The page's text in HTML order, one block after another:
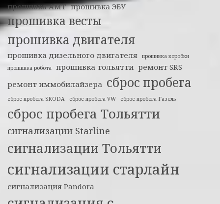
прошивка АМТ прошивка ЭБУ
прошивка весты
прошивка двигателя
прошивка дизельного двигателя
прошивка коробки
прошивка робота
прошивка тольятти ремонт SRS
ремонт иммобилайзера сброс пробега
сброс пробега SKODA сброс пробега VW сброс пробега Газель
сброс пробега Тольятти
сигнализации Starline
сигнализации Тольятти
сигнализации старлайн
сигнализация Pandora